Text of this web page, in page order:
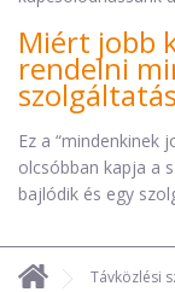
Miért jobb
rendelni
Ez a “mindenkinek
olcsóbban kapja a
bajlódik és egy
Távközlési